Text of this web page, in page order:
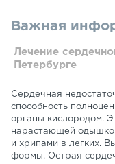
Важная
Лечение
Петербурге
Сердечная
способность
органы кислородом.
нарастающей
и хрипами в легких.
формы. Острая